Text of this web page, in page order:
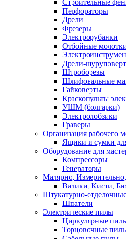
Строительные
Перфораторы
Дрели
Фрезеры
Электрорубанки
Отбойные молотки
Дрели-
Штроборезы
Шлифовальные
Гайковерты
Краскопульты
УШМ (болгарки)
Электролобзики
Граверы
Организация рабочего
Ящики и сумки
Оборудование для
Компрессоры
Генераторы
Малярно,
Валики, Кисти,
Штукатурно-
Шпатели
Электрические пилы
Циркулярные
Торцовочные